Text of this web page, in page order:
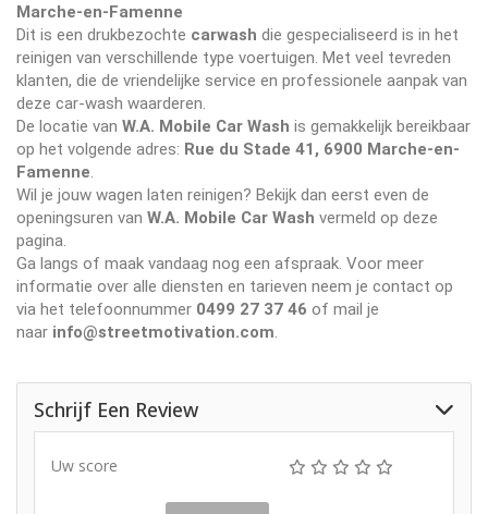
Marche-en-Famenne
Dit is een drukbezochte carwash die gespecialiseerd is in het
reinigen van verschillende type voertuigen. Met veel tevreden
klanten, die de vriendelijke service en professionele aanpak van
deze car-wash waarderen.
De locatie van W.A. Mobile Car Wash is gemakkelijk bereikbaar
op het volgende adres: Rue du Stade 41, 6900 Marche-en-
Famenne
Wil je jouw wagen laten reinigen? Bekijk dan eerst even de
openingsuren van W.A. Mobile Car Wash vermeld op deze
pagina.
Ga langs of maak vandaag nog een afspraak. Voor meer
informatie over alle diensten en tarieven neem je contact op
via het telefoonnummer 0499 27 37 46 of mail je
naar info@streetmotivation.com
Schrijf Een Review
Uw score